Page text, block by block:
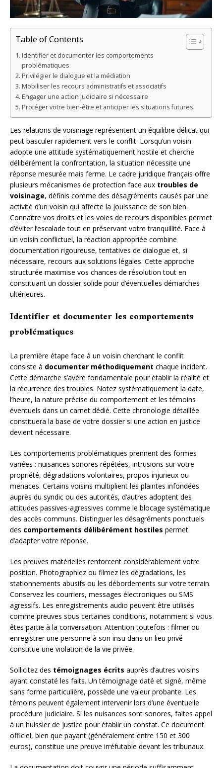
Table of Contents
Identifier et documenter les comportements
problématiques
Privilégier le dialogue et la médiation
Mobiliser les recours administratifs et associatifs
Engager une action judiciaire si nécessaire
Protéger votre bien-être et anticiper les situations futures
Les relations de voisinage représentent un équilibre délicat qui
peut basculer rapidement vers le conflit. Lorsqu’un voisin
adopte une attitude systématiquement hostile et cherche
délibérément la confrontation, la situation nécessite une
réponse mesurée mais ferme. Le cadre juridique français offre
plusieurs mécanismes de protection face aux troubles de
voisinage, définis comme des désagréments causés par une
activité d’un voisin qui affecte la jouissance de son bien.
Connaître vos droits et les voies de recours disponibles permet
d’éviter l’escalade tout en préservant votre tranquillité. Face à
un voisin conflictuel, la réaction appropriée combine
documentation rigoureuse, tentatives de dialogue et, si
nécessaire, recours aux solutions légales. Cette approche
structurée maximise vos chances de résolution tout en
constituant un dossier solide pour d’éventuelles démarches
ultérieures.
Identifier et documenter les comportements
problématiques
La première étape face à un voisin cherchant le conflit
consiste à documenter méthodiquement chaque incident.
Cette démarche s’avère fondamentale pour établir la réalité et
la récurrence des troubles. Notez systématiquement la date,
l’heure, la nature précise du comportement et les témoins
éventuels dans un carnet dédié. Cette chronologie détaillée
constituera la base de votre dossier si une action en justice
devient nécessaire.
Les comportements problématiques prennent des formes
variées : nuisances sonores répétées, intrusions sur votre
propriété, dégradations volontaires, propos injurieux ou
menaces. Certains voisins multiplient les plaintes infondées
auprès du syndic ou des autorités, d’autres adoptent des
attitudes passives-agressives comme le blocage systématique
des accès communs. Distinguer les désagréments ponctuels
des comportements délibérément hostiles permet
d’adapter votre réponse.
Les preuves matérielles renforcent considérablement votre
position. Photographiez ou filmez les dégradations, les
stationnements abusifs ou les débordements sur votre terrain.
Conservez les courriers, messages électroniques ou SMS
agressifs. Les enregistrements audio peuvent être utilisés
comme preuves sous certaines conditions, notamment si vous
êtes partie à la conversation. Attention toutefois : filmer ou
enregistrer une personne à son insu dans un lieu privé
constitue une violation de la vie privée.
Sollicitez des témoignages écrits auprès d’autres voisins
ayant constaté les faits. Un témoignage daté et signé, même
sans forme particulière, possède une valeur probante. Les
témoins peuvent également intervenir lors d’une éventuelle
procédure judiciaire. Si les nuisances sont sonores, faites appel
à un huissier de justice pour établir un constat. Ce document
officiel, bien que payant (généralement entre 150 et 300
euros), constitue une preuve irréfutable devant les tribunaux.